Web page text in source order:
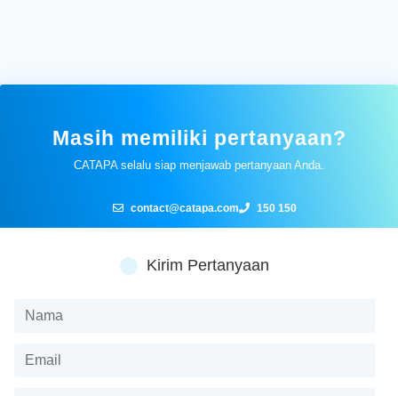
Masih memiliki pertanyaan?
CATAPA selalu siap menjawab pertanyaan Anda.
contact@catapa.com 150 150
Kirim Pertanyaan